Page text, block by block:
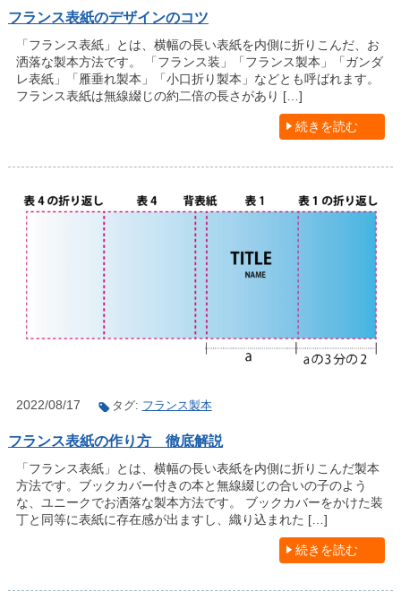
フランス表紙のデザインのコツ
「フランス表紙」とは、横幅の長い表紙を内側に折りこんだ、お
洒落な製本方法です。 「フランス装」「フランス製本」「ガンダ
レ表紙」「雁垂れ製本」「小口折り製本」などとも呼ばれます。
フランス表紙は無線綴じの約二倍の長さがあり […]
続きを読む
2022/08/17 タグ: フランス製本
フランス表紙の作り方 徹底解説
「フランス表紙」とは、横幅の長い表紙を内側に折りこんだ製本
方法です。ブックカバー付きの本と無線綴じの合いの子のよう
な、ユニークでお洒落な製本方法です。 ブックカバーをかけた装
丁と同等に表紙に存在感が出ますし、織り込まれた […]
続きを読む